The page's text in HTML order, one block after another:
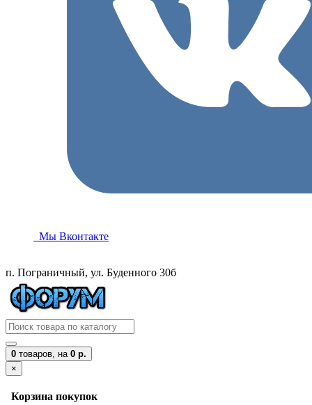
Мы Вконтакте
п. Пограничный, ул. Буденного 30б
0 товаров, на 0 р.
×
Корзина покупок